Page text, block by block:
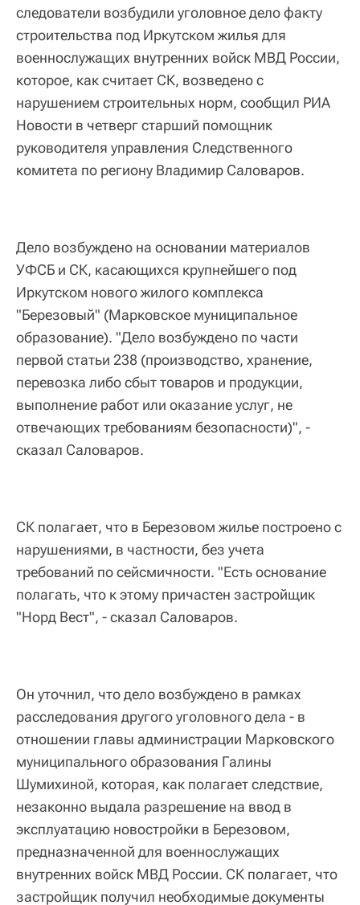
следователи возбудили уголовное дело факту
строительства под Иркутском жилья для
военнослужащих внутренних войск МВД России,
которое, как считает СК, возведено с
нарушением строительных норм, сообщил РИА
Новости в четверг старший помощник
руководителя управления Следственного
комитета по региону Владимир Саловаров.
Дело возбуждено на основании материалов
УФСБ и СК, касающихся крупнейшего под
Иркутском нового жилого комплекса
"Березовый" (Марковское муниципальное
образование). "Дело возбуждено по части
первой статьи 238 (производство, хранение,
перевозка либо сбыт товаров и продукции,
выполнение работ или оказание услуг, не
отвечающих требованиям безопасности)", -
сказал Саловаров.
СК полагает, что в Березовом жилье построено с
нарушениями, в частности, без учета
требований по сейсмичности. "Есть основание
полагать, что к этому причастен застройщик
"Норд Вест", - сказал Саловаров.
Он уточнил, что дело возбуждено в рамках
расследования другого уголовного дела - в
отношении главы администрации Марковского
муниципального образования Галины
Шумихиной, которая, как полагает следствие,
незаконно выдала разрешение на ввод в
эксплуатацию новостройки в Березовом,
предназначенной для военнослужащих
внутренних войск МВД России. СК полагает, что
застройщик получил необходимые документы